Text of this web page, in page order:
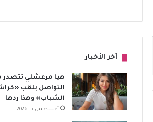
آخر الأخبار
هيا مرعشلي تتصدر
التواصل بلقب
الشباب» وهذا ردها
أغسطس 5, 2026